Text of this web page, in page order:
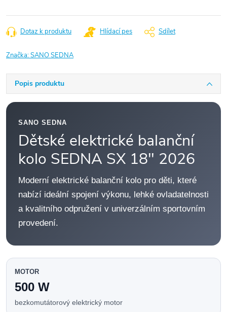
Dotaz k produktu Hlídací pes Sdílet
Značka:SANO SEDNA
Popis produktu
SANO SEDNA
Dětské elektrické balanční
kolo SEDNA SX 18" 2026
Moderní elektrické balanční kolo pro děti, které
nabízí ideální spojení výkonu, lehké ovladatelnosti
a kvalitního odpružení v univerzálním sportovním
provedení.
MOTOR
500 W
bezkomutátorový elektrický motor